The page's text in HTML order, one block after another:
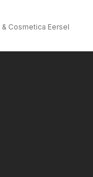
Cosmetica Eersel